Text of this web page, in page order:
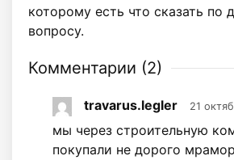
которому есть что сказать по
вопросу.
Комментарии (2)
travarus.legler 21
мы через строительную
покупали не дорого